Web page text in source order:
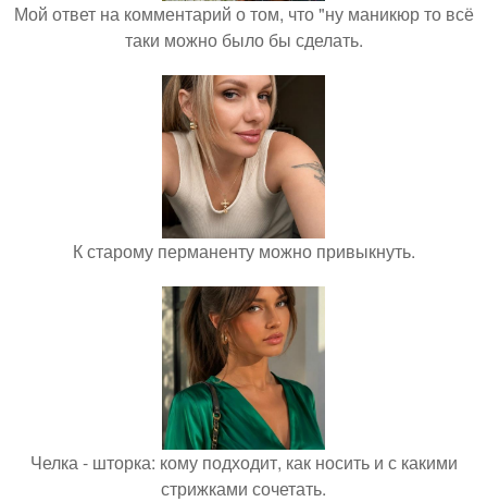
Мой ответ на комментарий о том, что "ну маникюр то всё
таки можно было бы сделать.
К старому перманенту можно привыкнуть.
Челка - шторка: кому подходит, как носить и с какими
стрижками сочетать.